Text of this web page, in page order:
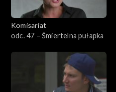
Komisariat
odc. 47 – Śmiertelna pułapka